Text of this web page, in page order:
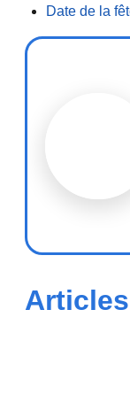
Date de la